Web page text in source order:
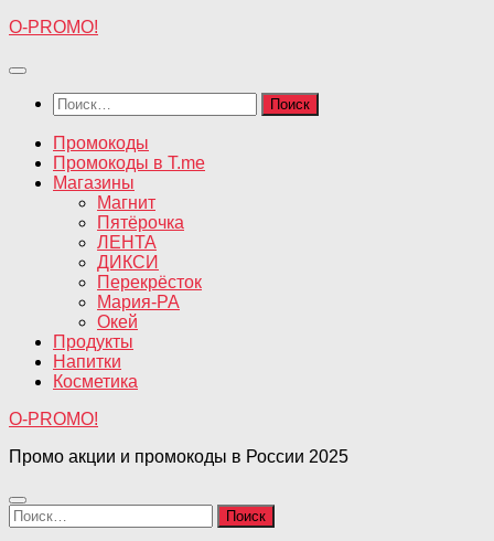
Перейти
содержимому
O-PROMO!
Найти:
Промокоды
Промокоды в T.me
Магазины
Магнит
Пятёрочка
ЛЕНТА
ДИКСИ
Перекрёсток
Мария-РА
Окей
Продукты
Напитки
Косметика
O-PROMO!
Промо акции и промокоды в России 2025
Найти: